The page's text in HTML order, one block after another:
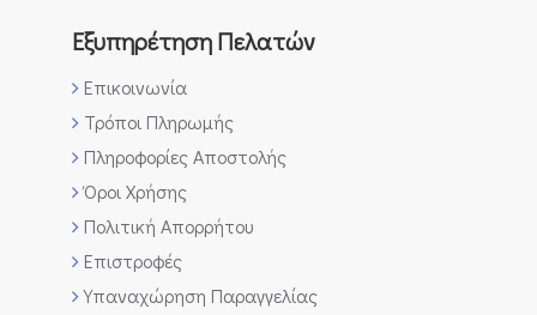
Εξυπηρέτηση Πελατών
Επικοινωνία
Τρόποι Πληρωμής
Πληροφορίες Αποστολής
Όροι Χρήσης
Πολιτική Απορρήτου
Επιστροφές
Υπαναχώρηση Παραγγελίας